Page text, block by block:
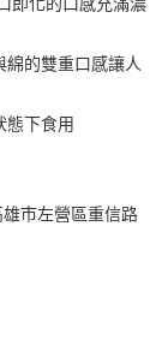
綿的雙重口感讓人
態下食用
市左營區重信路